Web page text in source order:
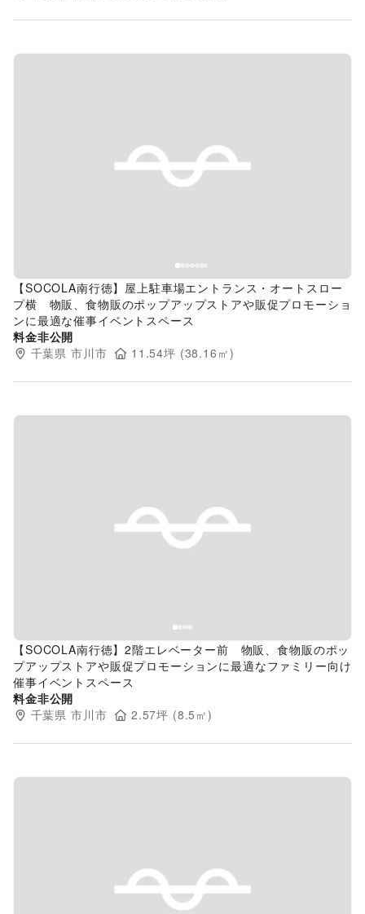
Previous slide
【SOCOLA南行徳】屋上駐車場エントランス・オートスロー
プ横 物販、食物販のポップアップストアや販促プロモーショ
ンに最適な催事イベントスペース
料金非公開
千葉県 市川市 11.54坪 (38.16 ㎡)
Previous slide
【SOCOLA南行徳】2階エレベーター前 物販、食物販のポッ
プアップストアや販促プロモーションに最適なファミリー向け
催事イベントスペース
料金非公開
千葉県 市川市 2.57坪 (8.5 ㎡)
Previous slide